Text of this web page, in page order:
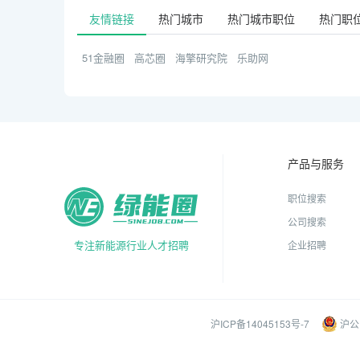
友情链接 热门城市 热门城市职位 热门职
51金融圈 高芯圈 海擎研究院 乐助网
专注新能源行业人才招聘
产品与服务
职位搜索
公司搜索
企业招聘
沪ICP备14045153号-7 沪